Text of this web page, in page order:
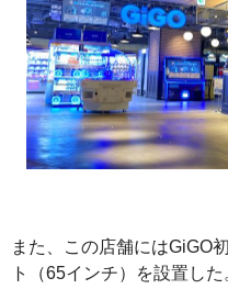
また、この店舗にはGiGO
ト（65インチ）を設置し